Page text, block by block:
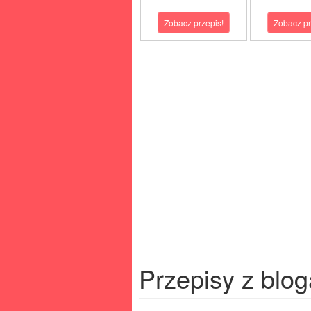
Zobacz przepis! Zobacz
Przepisy z